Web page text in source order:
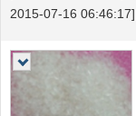
2015-07-16 06:46:17]